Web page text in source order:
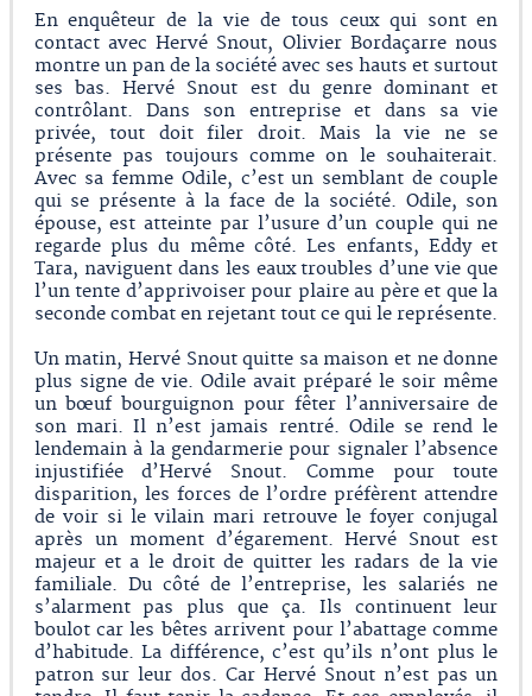
En enquêteur de la vie de tous ceux qui sont en
contact avec Hervé Snout, Olivier Bordaçarre nous
montre un pan de la société avec ses hauts et surtout
ses bas. Hervé Snout est du genre dominant et
contrôlant. Dans son entreprise et dans sa vie
privée, tout doit filer droit. Mais la vie ne se
présente pas toujours comme on le souhaiterait.
Avec sa femme Odile, c’est un semblant de couple
qui se présente à la face de la société. Odile, son
épouse, est atteinte par l’usure d’un couple qui ne
regarde plus du même côté. Les enfants, Eddy et
Tara, naviguent dans les eaux troubles d’une vie que
l’un tente d’apprivoiser pour plaire au père et que la
seconde combat en rejetant tout ce qui le représente.
Un matin, Hervé Snout quitte sa maison et ne donne
plus signe de vie. Odile avait préparé le soir même
un bœuf bourguignon pour fêter l’anniversaire de
son mari. Il n’est jamais rentré. Odile se rend le
lendemain à la gendarmerie pour signaler l’absence
injustifiée d’Hervé Snout. Comme pour toute
disparition, les forces de l’ordre préfèrent attendre
de voir si le vilain mari retrouve le foyer conjugal
après un moment d’égarement. Hervé Snout est
majeur et a le droit de quitter les radars de la vie
familiale. Du côté de l’entreprise, les salariés ne
s’alarment pas plus que ça. Ils continuent leur
boulot car les bêtes arrivent pour l’abattage comme
d’habitude. La différence, c’est qu’ils n’ont plus le
patron sur leur dos. Car Hervé Snout n’est pas un